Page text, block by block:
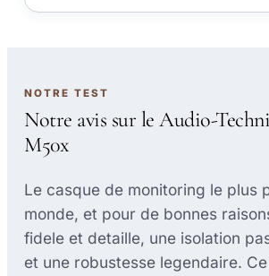
NOTRE TEST
Notre avis sur le Audio-
M50x
Le casque de monitoring le plus
monde, et pour de bonnes
fidele et detaille, une isolation
et une robustesse legendaire.